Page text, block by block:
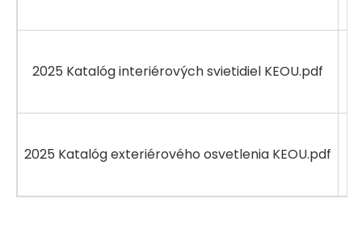
2025 Katalóg interiérových svietidiel KEOU.pdf
2025 Katalóg exteriérového osvetlenia KEOU.pdf